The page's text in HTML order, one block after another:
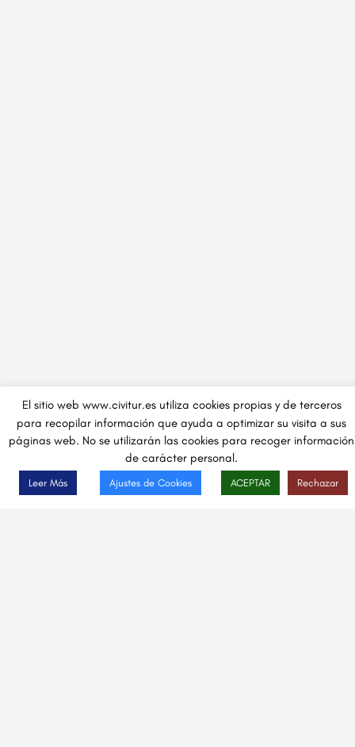
El sitio web www.civitur.es utiliza cookies propias y de terceros
para recopilar información que ayuda a optimizar su visita a sus
páginas web. No se utilizarán las cookies para recoger información
de carácter personal.
Leer Más Ajustes de Cookies ACEPTAR Rechazar